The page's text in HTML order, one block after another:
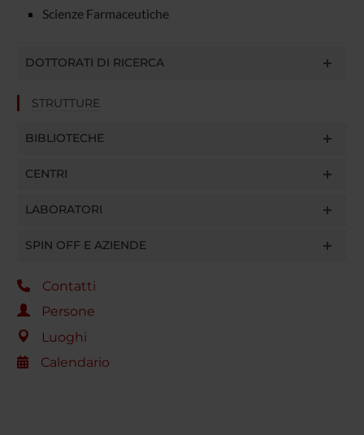
Scienze Farmaceutiche
DOTTORATI DI RICERCA
STRUTTURE
BIBLIOTECHE
CENTRI
LABORATORI
SPIN OFF E AZIENDE
Contatti
Persone
Luoghi
Calendario